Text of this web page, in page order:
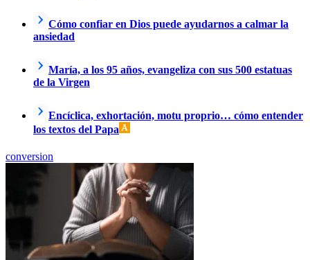
Cómo confiar en Dios puede ayudarnos a calmar la
ansiedad
María, a los 95 años, evangeliza con sus 500 estatuas
de la Virgen
Encíclica, exhortación, motu proprio… cómo entender
los textos del Papa
conversion